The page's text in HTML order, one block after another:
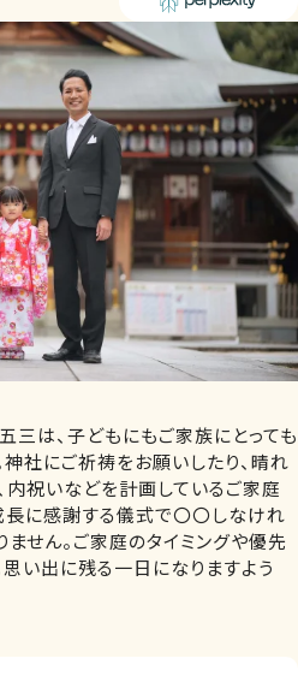
は、子どもにもご家族にとっても
社にご祈祷をお願いしたり、晴れ
内祝いなどを計画しているご家庭
長に感謝する儀式で〇〇しなけれ
せん。ご家庭のタイミングや優先
い出に残る一日になりますよう